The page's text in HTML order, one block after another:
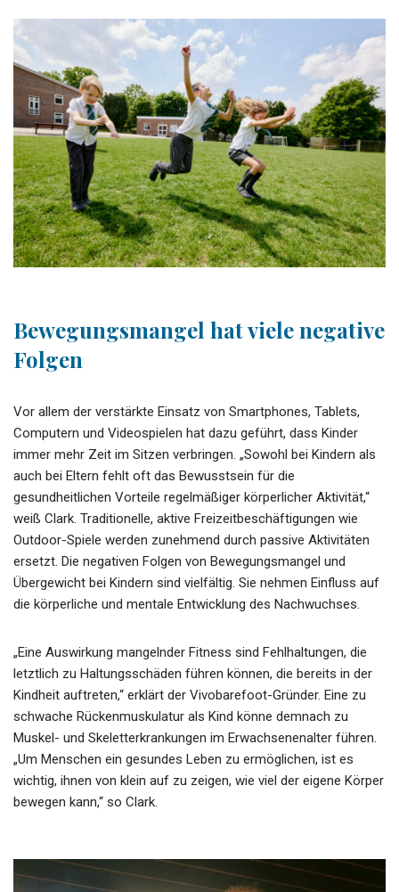
Bewegungsmangel hat viele negative
Folgen
Vor allem der verstärkte Einsatz von Smartphones, Tablets,
Computern und Videospielen hat dazu geführt, dass Kinder
immer mehr Zeit im Sitzen verbringen. „Sowohl bei Kindern als
auch bei Eltern fehlt oft das Bewusstsein für die
gesundheitlichen Vorteile regelmäßiger körperlicher Aktivität,“
weiß Clark. Traditionelle, aktive Freizeitbeschäftigungen wie
Outdoor-Spiele werden zunehmend durch passive Aktivitäten
ersetzt. Die negativen Folgen von Bewegungsmangel und
Übergewicht bei Kindern sind vielfältig. Sie nehmen Einfluss auf
die körperliche und mentale Entwicklung des Nachwuchses.
„Eine Auswirkung mangelnder Fitness sind Fehlhaltungen, die
letztlich zu Haltungsschäden führen können, die bereits in der
Kindheit auftreten,“ erklärt der Vivobarefoot-Gründer. Eine zu
schwache Rückenmuskulatur als Kind könne demnach zu
Muskel- und Skeletterkrankungen im Erwachsenenalter führen.
„Um Menschen ein gesundes Leben zu ermöglichen, ist es
wichtig, ihnen von klein auf zu zeigen, wie viel der eigene Körper
bewegen kann,“ so Clark.